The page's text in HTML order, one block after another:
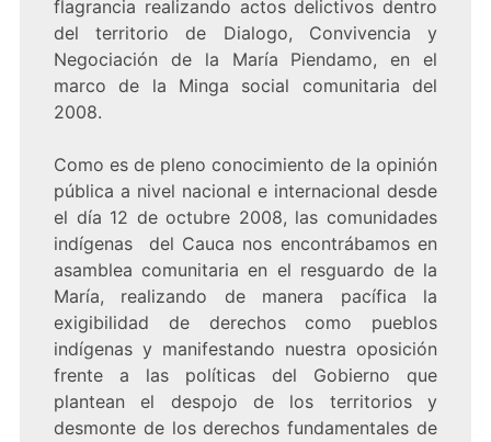
flagrancia realizando actos delictivos dentro
del territorio de Dialogo, Convivencia y
Negociación de la María Piendamo, en el
marco de la Minga social comunitaria del
2008.
Como es de pleno conocimiento de la opinión
pública a nivel nacional e internacional desde
el día 12 de octubre 2008, las comunidades
indígenas del Cauca nos encontrábamos en
asamblea comunitaria en el resguardo de la
María, realizando de manera pacífica la
exigibilidad de derechos como pueblos
indígenas y manifestando nuestra oposición
frente a las políticas del Gobierno que
plantean el despojo de los territorios y
desmonte de los derechos fundamentales de